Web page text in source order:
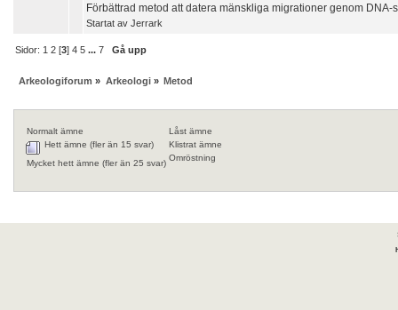
Förbättrad metod att datera mänskliga migrationer genom DNA-
Startat av Jerrark
Sidor: 1 2 [3]4 5 ...7 Gå upp
Arkeologiforum » Arkeologi» Metod
Normalt ämne
Hett ämne (fler än 15 svar)
Mycket hett ämne (fler än 25 svar)
Låst ämne
Klistrat ämne
Omröstning